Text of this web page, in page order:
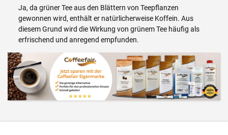
Ja, da grüner Tee aus den Blättern von Teepflanzen
gewonnen wird, enthält er natürlicherweise Koffein. Aus
diesem Grund wird die Wirkung von grünem Tee häufig als
erfrischend und anregend empfunden.